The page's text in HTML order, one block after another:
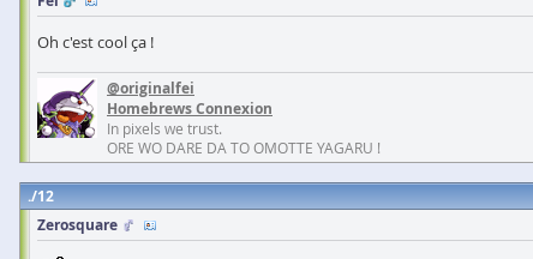
Oh c'est cool ça !
@originalfei
Homebrews Connexion
In pixels we trust.
ORE WO DARE DA TO OMOTTE YAGARU !
12
Zerosquare